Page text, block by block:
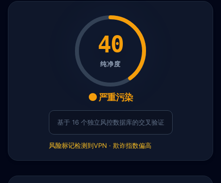
40
纯净度
🟠 严重污染
基于 16 个独立风控数据库的交叉验证
风险标记检测到VPN · 欺诈指数偏高